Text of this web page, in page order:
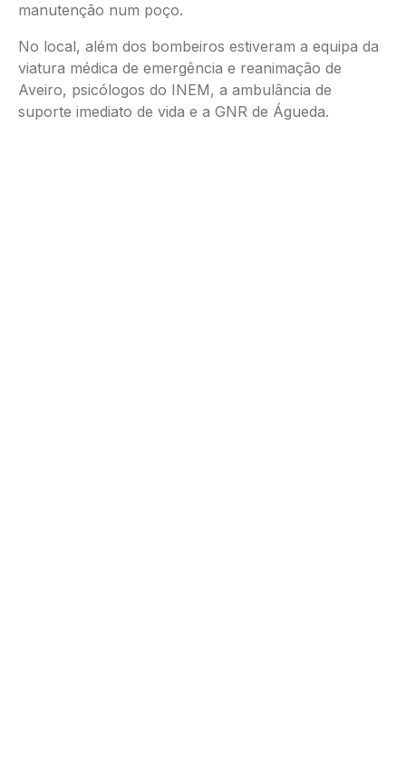
manutenção num poço.
No local, além dos bombeiros estiveram a equipa da
viatura médica de emergência e reanimação de
Aveiro, psicólogos do INEM, a ambulância de
suporte imediato de vida e a GNR de Águeda.